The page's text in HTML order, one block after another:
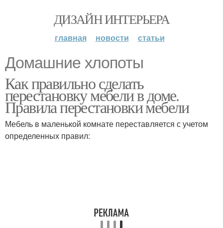
ДИЗАЙН ИНТЕРЬЕРА
главная новости статьи
Домашние хлопоты
Как правильно сделать
перестановку мебели в доме.
Правила перестановки мебели
Мебель в маленькой комнате переставляется с учетом
определенных правил: